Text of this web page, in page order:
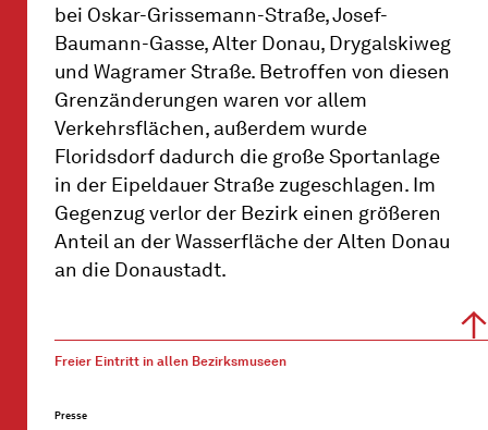
bei Oskar-Grissemann-Straße, Josef-
Baumann-Gasse, Alter Donau, Drygalskiweg
und Wagramer Straße. Betroffen von diesen
Grenzänderungen waren vor allem
Verkehrsflächen, außerdem wurde
Floridsdorf dadurch die große Sportanlage
in der Eipeldauer Straße zugeschlagen. Im
Gegenzug verlor der Bezirk einen größeren
Anteil an der Wasserfläche der Alten Donau
an die Donaustadt.
Freier Eintritt in allen Bezirksmuseen
Presse